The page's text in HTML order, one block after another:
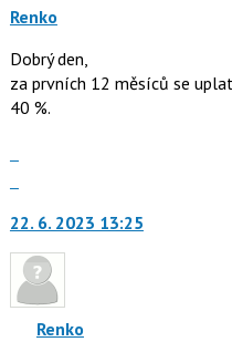
Renko
Dobrý den,
za prvních 12 měsíců se
40 %.
další
nový
názor.
K
navigaci
22. 6. 2023 13:25
Renko